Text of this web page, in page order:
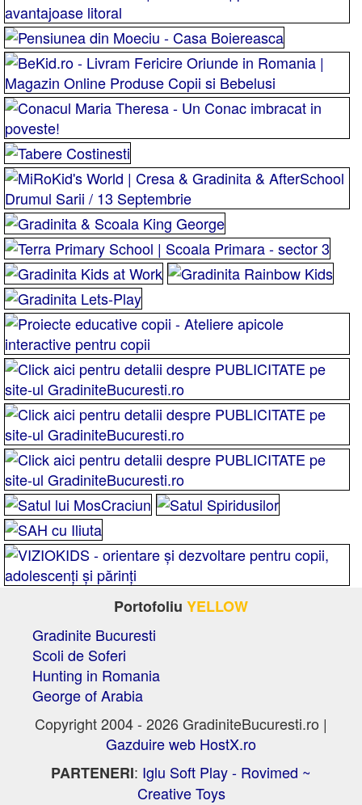
Portofoliu YELLOW
Gradinite Bucuresti
Scoli de Soferi
Hunting in Romania
George of Arabia
Copyright 2004 - 2026 GradiniteBucuresti.ro |
Gazduire web HostX.ro
PARTENERI: Iglu Soft Play - Rovimed ~
Creative Toys